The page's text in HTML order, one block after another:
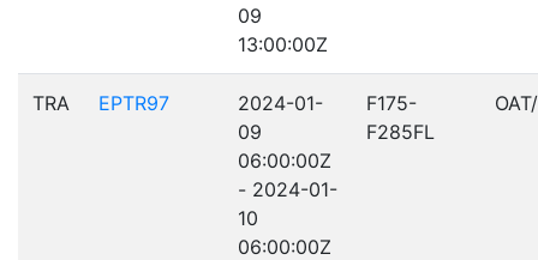
09
13:00:00Z
TRA EPTR97
2024-01-
09
06:00:00Z
- 2024-01-
10
06:00:00Z
F175-
F285FL